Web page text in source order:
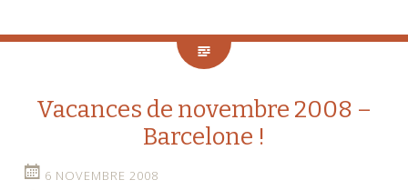
Vacances de novembre 2008 –
Barcelone !
6 NOVEMBRE 2008